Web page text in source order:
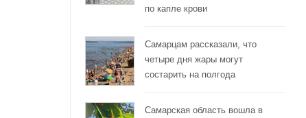
по капле крови
Самарцам рассказали, что
четыре дня жары могут
состарить на полгода
Самарская область вошла в